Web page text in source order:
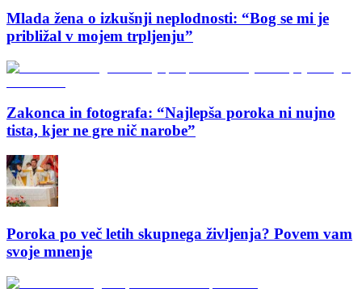
Mlada žena o izkušnji neplodnosti: “Bog se mi je
približal v mojem trpljenju”
Zakonca in fotografa: “Najlepša poroka ni nujno
tista, kjer ne gre nič narobe”
Poroka po več letih skupnega življenja? Povem vam
svoje mnenje